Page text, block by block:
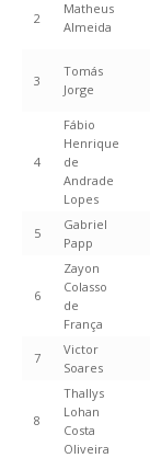
2
Matheus
Almeida
3
Tomás
Jorge
4
Fábio
Henrique
de
Andrade
Lopes
5
Gabriel
Papp
6
Zayon
Colasso
de
França
7
Victor
Soares
8
Thallys
Lohan
Costa
Oliveira